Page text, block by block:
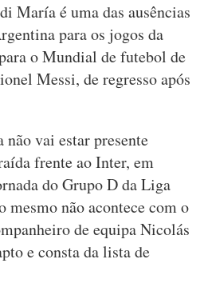
María é uma das ausências
para os jogos da
o Mundial de futebol de
Messi, de regresso após
vai estar presente
frente ao Inter, em
do Grupo D da Liga
mesmo não acontece com o
de equipa Nicolás
e consta da lista de